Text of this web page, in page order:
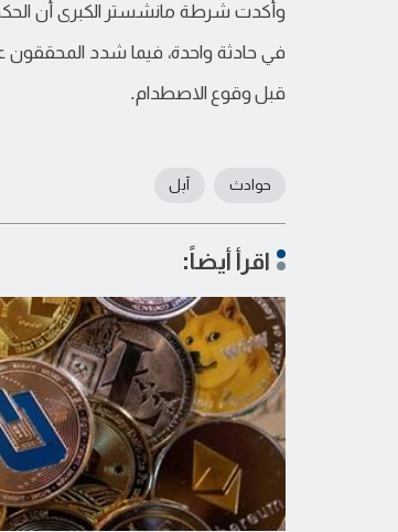
وأكدت شرطة مانشستر الكبرى أن الحكم
في حادثة واحدة، فيما شدد المحققون
قبل وقوع الاصطدام.
حوادث آبل
اقرأ أيضاً: